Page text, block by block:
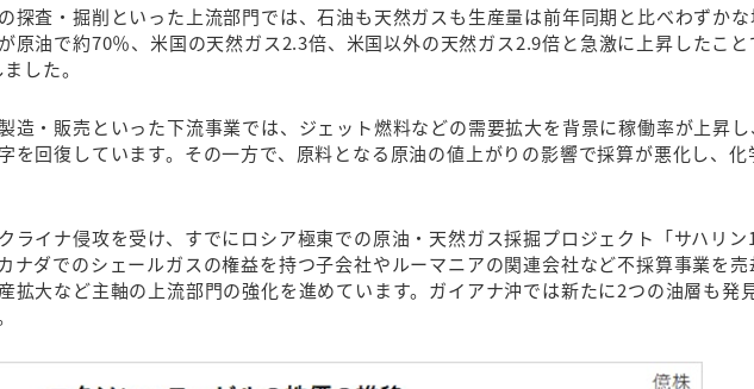
探査・掘削といった上流部門では、石油も天然ガスも生産量は前年同期と比べわずかな
原油で約70％、米国の天然ガス2.3倍、米国以外の天然ガス2.9倍と急激に上昇したこと
した。
造・販売といった下流事業では、ジェット燃料などの需要拡大を背景に稼働率が上昇
を回復しています。その一方で、原料となる原油の値上がりの影響で採算が悪化し、化
ライナ侵攻を受け、すでにロシア極東での原油・天然ガス採掘プロジェクト「サハリン
ナダでのシェールガスの権益を持つ子会社やルーマニアの関連会社など不採算事業を売
拡大など主軸の上流部門の強化を進めています。ガイアナ沖では新たに2つの油層も発